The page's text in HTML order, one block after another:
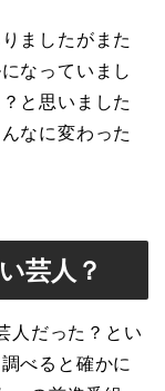
ましたがまた
なっていまし
と思いました
なに変わった
芸人？
人だった？とい
べると確かに